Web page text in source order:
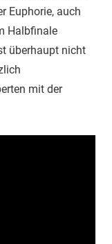
Euphorie, auch
Halbfinale
überhaupt nicht
mit der